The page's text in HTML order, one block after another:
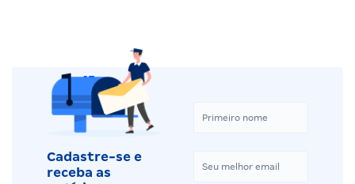
Cadastre-se e
receba as